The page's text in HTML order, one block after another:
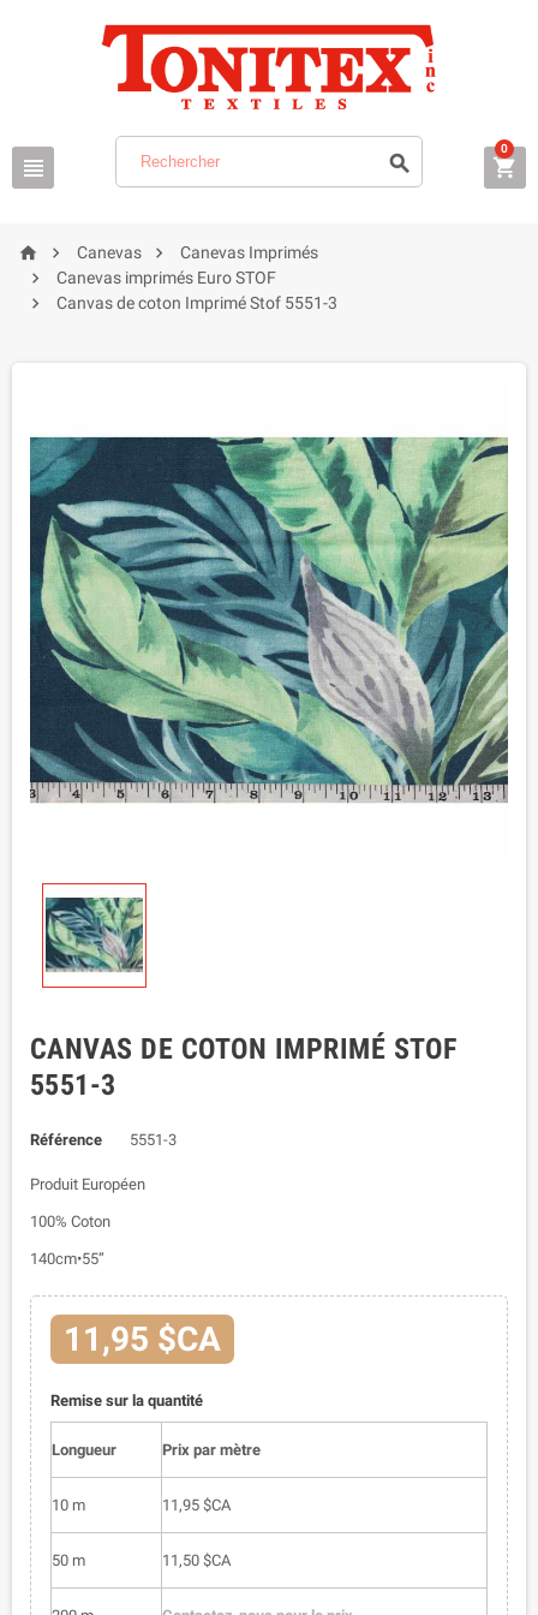
  
0
  Canevas  Canevas Imprimés
 Canevas imprimés Euro STOF
 Canvas de coton Imprimé Stof 5551-3
CANVAS DE COTON IMPRIMÉ STOF
5551-3
Référence 5551-3
Produit Européen
100% Coton
140cm•55”
11,95 $CA
Remise sur la quantité
Longueur Prix par mètre
10 m 11,95 $CA
50 m 11,50 $CA